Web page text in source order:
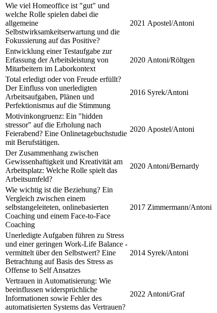
Wie viel Homeoffice ist "gut" und
welche Rolle spielen dabei die
allgemeine
Selbstwirksamkeitserwartung und die
Fokussierung auf das Positive?
2021 Apostel/Antoni
Entwicklung einer Testaufgabe zur
Erfassung der Arbeitsleistung von
Mitarbeitern im Laborkontext
2020 Antoni/Röltgen
Total erledigt oder von Freude erfüllt?
Der Einfluss von unerledigten
Arbeitsaufgaben, Plänen und
Perfektionismus auf die Stimmung
2016 Syrek/Antoni
Motivinkongruenz: Ein "hidden
stressor" auf die Erholung nach
Feierabend? Eine Onlinetagebuchstudie
mit Berufstätigen.
2020 Apostel/Antoni
Der Zusammenhang zwischen
Gewissenhaftigkeit und Kreativität am
Arbeitsplatz: Welche Rolle spielt das
Arbeitsumfeld?
2020 Antoni/Bernardy
Wie wichtig ist die Beziehung? Ein
Vergleich zwischen einem
selbstangeleiteten, onlinebasierten
Coaching und einem Face-to-Face
Coaching
2017 Zimmermann/Antoni
Unerledigte Aufgaben führen zu Stress
und einer geringen Work-Life Balance -
vermittelt über den Selbstwert? Eine
Betrachtung auf Basis des Stress as
Offense to Self Ansatzes
2014 Syrek/Antoni
Vertrauen in Automatisierung: Wie
beeinflussen widersprüchliche
Informationen sowie Fehler des
automatisierten Systems das Vertrauen?
2022 Antoni/Graf